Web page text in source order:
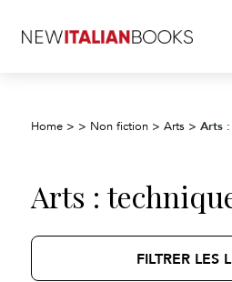
Home > > Non fiction >Arts >Arts
Arts :
FILTRER LES